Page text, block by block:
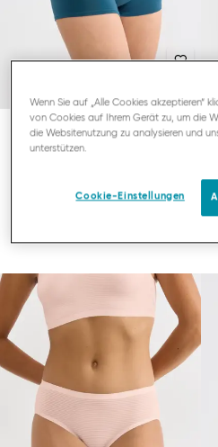
Wenn Sie auf „Alle Cookies akzeptieren“
von Cookies auf Ihrem Gerät zu, um die
die Websitenutzung zu analysieren und
unterstützen.
Cookie-Einstellungen